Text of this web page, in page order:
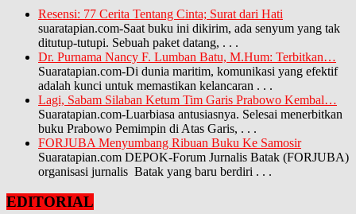
Resensi: 77 Cerita Tentang Cinta; Surat dari Hati
suaratapian.com-Saat buku ini dikirim, ada senyum yang tak
ditutup-tutupi. Sebuah paket datang, . . .
Dr. Purnama Nancy F. Lumban Batu, M.Hum: Terbitkan…
Suaratapian.com-Di dunia maritim, komunikasi yang efektif
adalah kunci untuk memastikan kelancaran . . .
Lagi, Sabam Silaban Ketum Tim Garis Prabowo Kembal…
Suaratapian.com-Luarbiasa antusiasnya. Selesai menerbitkan
buku Prabowo Pemimpin di Atas Garis, . . .
FORJUBA Menyumbang Ribuan Buku Ke Samosir
Suaratapian.com DEPOK-Forum Jurnalis Batak (FORJUBA)
organisasi jurnalis Batak yang baru berdiri . . .
EDITORIAL